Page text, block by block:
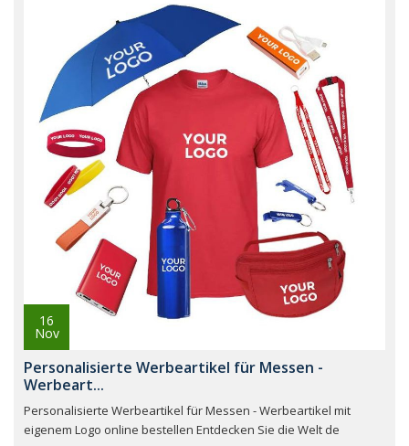
16
Nov
Personalisierte Werbeartikel für Messen -
Werbeart...
Personalisierte Werbeartikel für Messen - Werbeartikel mit
eigenem Logo online bestellen Entdecken Sie die Welt de